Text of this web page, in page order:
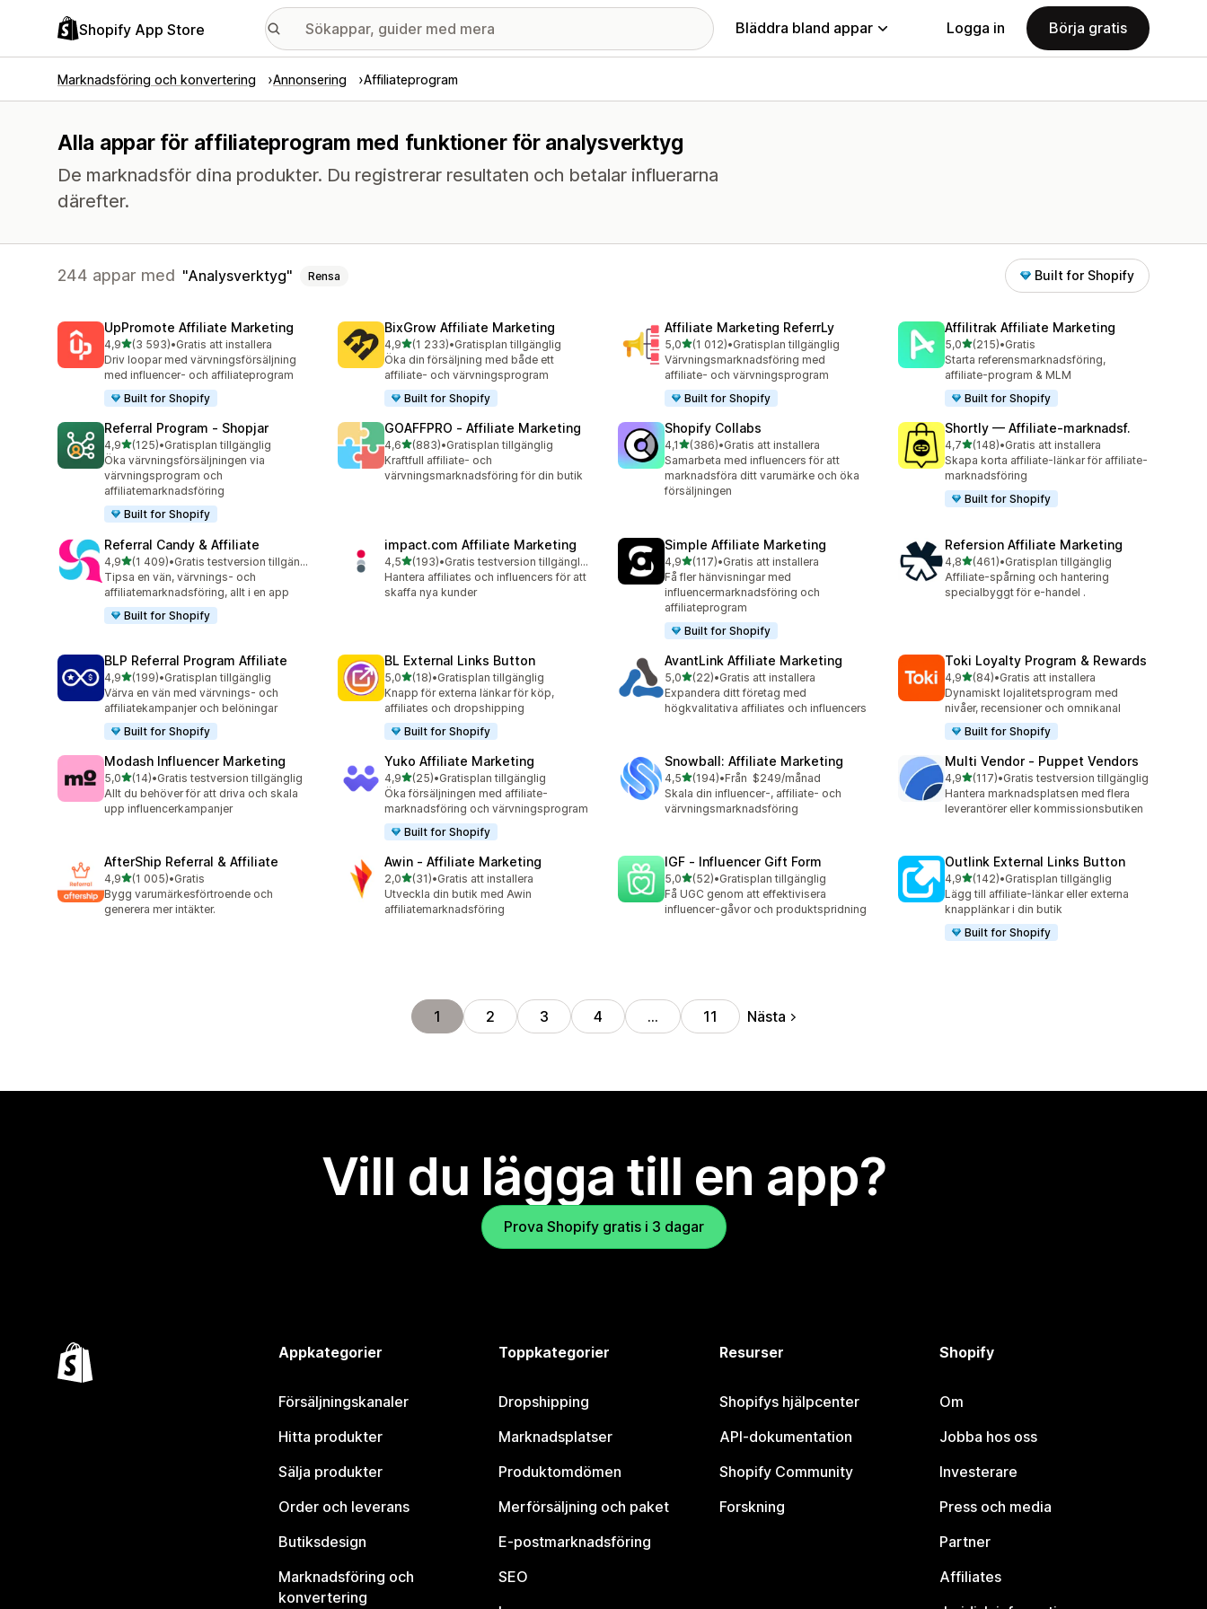
Shopify App Store Bläddra bland appar Logga in Börja gratis
Marknadsföring och konvertering Annonsering Affiliateprogram
Alla appar för affiliateprogram med funktioner för analysverktyg
De marknadsför dina produkter. Du registrerar resultaten och betalar influerarna
därefter.
244 appar med Analysverktyg Rensa Built for Shopify
UpPromote Affiliate Marketing
4,9av 5 stjärnor
(3 593)
3593 recensioner totalt
•Gratis att installera
Driv loopar med värvningsförsäljning
med influencer- och affiliateprogram
Built for Shopify
BixGrow Affiliate Marketing
4,9av 5 stjärnor
(1 233)
1233 recensioner totalt
•Gratisplan tillgänglig
Öka din försäljning med både ett
affiliate- och värvningsprogram
Built for Shopify
Affiliate Marketing ReferrLy
5,0av 5 stjärnor
(1 012)
1012 recensioner totalt
•Gratisplan tillgänglig
Värvningsmarknadsföring med
affiliate- och värvningsprogram
Built for Shopify
Affilitrak Affiliate Marketing
5,0av 5 stjärnor
(215)
215 recensioner totalt
•Gratis
Starta referensmarknadsföring,
affiliate-program & MLM
Built for Shopify
Referral Program ‑ Shopjar
4,9av 5 stjärnor
(125)
125 recensioner totalt
•Gratisplan tillgänglig
Öka värvningsförsäljningen via
värvningsprogram och
affiliatemarknadsföring
Built for Shopify
GOAFFPRO ‑ Affiliate Marketing
4,6av 5 stjärnor
(883)
883 recensioner totalt
•Gratisplan tillgänglig
Kraftfull affiliate- och
värvningsmarknadsföring för din butik
Shopify Collabs
4,1av 5 stjärnor
(386)
386 recensioner totalt
•Gratis att installera
Samarbeta med influencers för att
marknadsföra ditt varumärke och öka
försäljningen
Shortly — Affiliate‑marknadsf.
4,7av 5 stjärnor
(148)
148 recensioner totalt
•Gratis att installera
Skapa korta affiliate-länkar för affiliate-
marknadsföring
Built for Shopify
Referral Candy & Affiliate
4,9av 5 stjärnor
(1 409)
1409 recensioner totalt
•
Gratis testversion tillgänglig
Tipsa en vän, värvnings- och
affiliatemarknadsföring, allt i en app
Built for Shopify
impact.com Affiliate Marketing
4,5av 5 stjärnor
(193)
193 recensioner totalt
•
Gratis testversion tillgänglig
Hantera affiliates och influencers för att
skaffa nya kunder
Simple Affiliate Marketing
4,9av 5 stjärnor
(117)
117 recensioner totalt
•Gratis att installera
Få fler hänvisningar med
influencermarknadsföring och
affiliateprogram
Built for Shopify
Refersion Affiliate Marketing
4,8av 5 stjärnor
(461)
461 recensioner totalt
•Gratisplan tillgänglig
Affiliate-spårning och hantering
specialbyggt för e-handel .
BLP Referral Program Affiliate
4,9av 5 stjärnor
(199)
199 recensioner totalt
•Gratisplan tillgänglig
Värva en vän med värvnings- och
affiliatekampanjer och belöningar
Built for Shopify
BL External Links Button
5,0av 5 stjärnor
(18)
18 recensioner totalt
•Gratisplan tillgänglig
Knapp för externa länkar för köp,
affiliates och dropshipping
Built for Shopify
AvantLink Affiliate Marketing
5,0av 5 stjärnor
(22)
22 recensioner totalt
•Gratis att installera
Expandera ditt företag med
högkvalitativa affiliates och influencers
Toki Loyalty Program & Rewards
4,9av 5 stjärnor
(84)
84 recensioner totalt
•Gratis att installera
Dynamiskt lojalitetsprogram med
nivåer, recensioner och omnikanal
Built for Shopify
Modash Influencer Marketing
5,0av 5 stjärnor
(14)
14 recensioner totalt
•Gratis testversion tillgänglig
Allt du behöver för att driva och skala
upp influencerkampanjer
Yuko Affiliate Marketing
4,9av 5 stjärnor
(25)
25 recensioner totalt
•Gratisplan tillgänglig
Öka försäljningen med affiliate-
marknadsföring och värvningsprogram
Built for Shopify
Snowball: Affiliate Marketing
4,5av 5 stjärnor
(194)
194 recensioner totalt
•Från $249/månad
Skala din influencer-, affiliate- och
värvningsmarknadsföring
Multi Vendor ‑ Puppet Vendors
4,9av 5 stjärnor
(117)
117 recensioner totalt
•Gratis testversion tillgänglig
Hantera marknadsplatsen med flera
leverantörer eller kommissionsbutiken
AfterShip Referral & Affiliate
4,9av 5 stjärnor
(1 005)
1005 recensioner totalt
•Gratis
Bygg varumärkesförtroende och
generera mer intäkter.
Awin ‑ Affiliate Marketing
2,0av 5 stjärnor
(31)
31 recensioner totalt
•Gratis att installera
Utveckla din butik med Awin
affiliatemarknadsföring
IGF ‑ Influencer Gift Form
5,0av 5 stjärnor
(52)
52 recensioner totalt
•Gratisplan tillgänglig
Få UGC genom att effektivisera
influencer-gåvor och produktspridning
Outlink External Links Button
4,9av 5 stjärnor
(142)
142 recensioner totalt
•Gratisplan tillgänglig
Lägg till affiliate-länkar eller externa
knapplänkar i din butik
Built for Shopify
1 2 3 4 … 11 Nästa
Vill du lägga till en app?
Prova Shopify gratis i 3 dagar
Appkategorier
Försäljningskanaler
Hitta produkter
Sälja produkter
Order och leverans
Butiksdesign
Marknadsföring och
konvertering
Toppkategorier
Dropshipping
Marknadsplatser
Produktomdömen
Merförsäljning och paket
E-postmarknadsföring
SEO
Resurser
Shopifys hjälpcenter
API-dokumentation
Shopify Community
Forskning
Shopify
Om
Jobba hos oss
Investerare
Press och media
Partner
Affiliates